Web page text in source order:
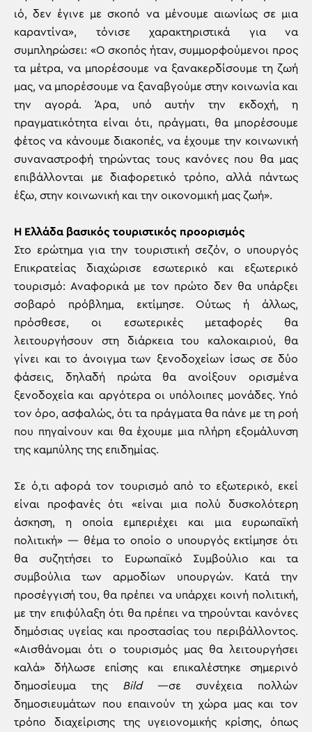
ιό, δεν έγινε με σκοπό να μένουμε αιωνίως σε μια
καραντίνα», τόνισε χαρακτηριστικά για να
συμπληρώσει: «Ο σκοπός ήταν, συμμορφούμενοι προς
τα μέτρα, να μπορέσουμε να ξανακερδίσουμε τη ζωή
μας, να μπορέσουμε να ξαναβγούμε στην κοινωνία και
την αγορά. Άρα, υπό αυτήν την εκδοχή, η
πραγματικότητα είναι ότι, πράγματι, θα μπορέσουμε
φέτος να κάνουμε διακοπές, να έχουμε την κοινωνική
συναναστροφή τηρώντας τους κανόνες που θα μας
επιβάλλονται με διαφορετικό τρόπο, αλλά πάντως
έξω, στην κοινωνική και την οικονομική μας ζωή».
Η Ελλάδα βασικός τουριστικός προορισμός
Στο ερώτημα για την τουριστική σεζόν, ο υπουργός
Επικρατείας διαχώρισε εσωτερικό και εξωτερικό
τουρισμό: Αναφορικά με τον πρώτο δεν θα υπάρξει
σοβαρό πρόβλημα, εκτίμησε. Ούτως ή άλλως,
πρόσθεσε, οι εσωτερικές μεταφορές θα
λειτουργήσουν στη διάρκεια του καλοκαιριού, θα
γίνει και το άνοιγμα των ξενοδοχείων ίσως σε δύο
φάσεις, δηλαδή πρώτα θα ανοίξουν ορισμένα
ξενοδοχεία και αργότερα οι υπόλοιπες μονάδες. Υπό
τον όρο, ασφαλώς, ότι τα πράγματα θα πάνε με τη ροή
που πηγαίνουν και θα έχουμε μια πλήρη εξομάλυνση
της καμπύλης της επιδημίας.
Σε ό,τι αφορά τον τουρισμό από το εξωτερικό, εκεί
είναι προφανές ότι «είναι μια πολύ δυσκολότερη
άσκηση, η οποία εμπεριέχει και μια ευρωπαϊκή
πολιτική» — θέμα το οποίο ο υπουργός εκτίμησε ότι
θα συζητήσει το Ευρωπαϊκό Συμβούλιο και τα
συμβούλια των αρμοδίων υπουργών. Κατά την
προσέγγισή του, θα πρέπει να υπάρχει κοινή πολιτική,
με την επιφύλαξη ότι θα πρέπει να τηρούνται κανόνες
δημόσιας υγείας και προστασίας του περιβάλλοντος.
«Αισθάνομαι ότι ο τουρισμός μας θα λειτουργήσει
καλά» δήλωσε επίσης και επικαλέστηκε σημερινό
δημοσίευμα της Bild—σε συνέχεια πολλών
δημοσιευμάτων που επαινούν τη χώρα μας και τον
τρόπο διαχείρισης της υγειονομικής κρίσης, όπως